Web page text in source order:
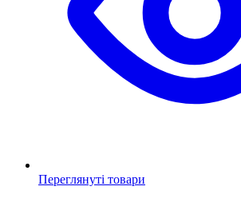
Переглянуті товари